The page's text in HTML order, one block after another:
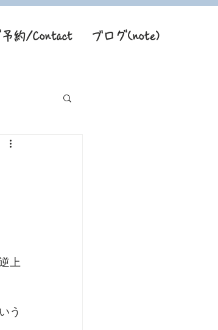
予約/Contact ブログ(note)
上
う